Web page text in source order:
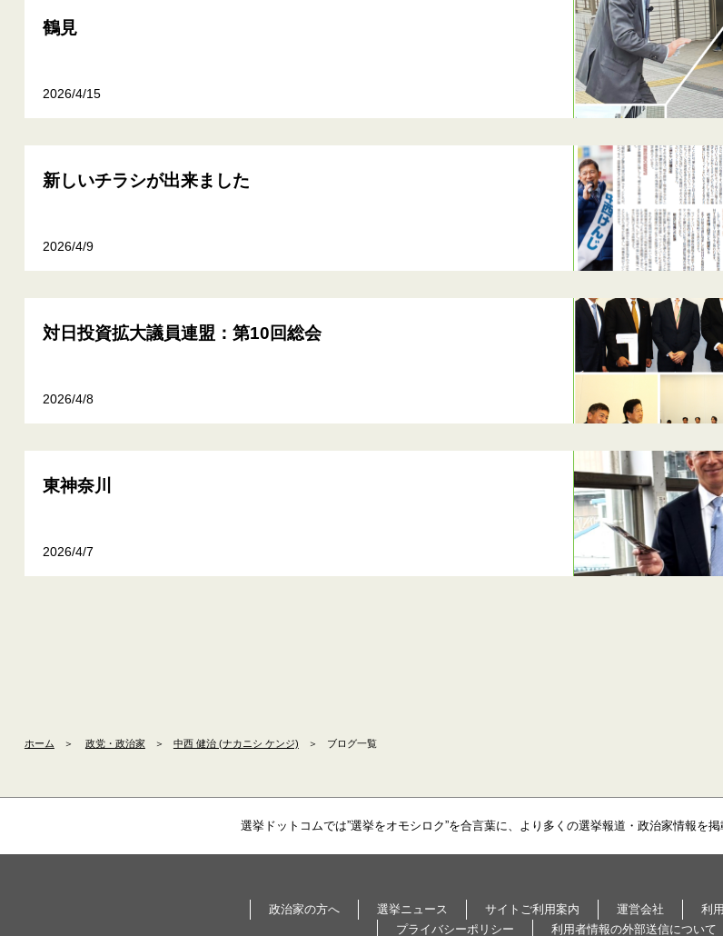
鶴見
2026/4/15
新しいチラシが出来ました
2026/4/9
対日投資拡大議員連盟：第10回総会
2026/4/8
東神奈川
2026/4/7
ホーム ＞ 政党・政治家 ＞ 中西 健治 (ナカニシ ケンジ) ＞ ブログ一覧
選挙ドットコムでは”選挙をオモシロク”を合言葉に、より多くの選挙報道・政治家情報を
政治家の方へ 選挙ニュース サイトご利用案内 運営会社 利
プライバシーポリシー
利用者情報の外部送信について